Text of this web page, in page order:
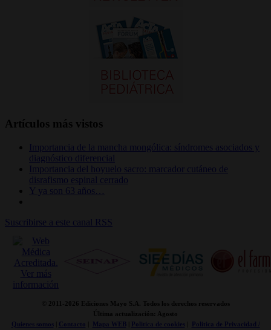
Artículos más vistos
Importancia de la mancha mongólica: síndromes asociados y
diagnóstico diferencial
Importancia del hoyuelo sacro: marcador cutáneo de
disrafismo espinal cerrado
Y ya son 63 años…
Suscribirse a este canal RSS
© 2011- 2026 Ediciones Mayo S.A. Todos los derechos reservados
Última actualización: Agosto
Quienes somos| Contacto Mapa WEB| Politica de cookies|
Politica de Privacidad /